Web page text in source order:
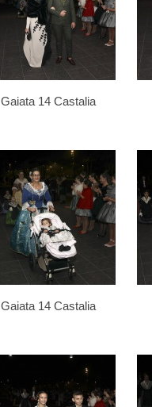
Gaiata 14 Castalia
Gaiata 14 Castalia